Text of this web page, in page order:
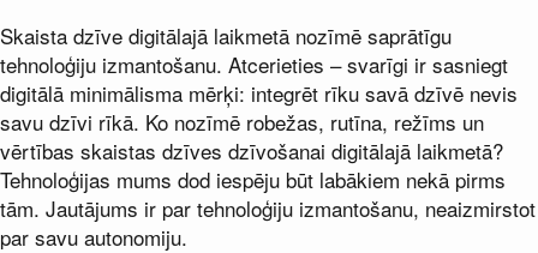
Skaista dzīve digitālajā laikmetā nozīmē saprātīgu
tehnoloģiju izmantošanu. Atcerieties – svarīgi ir sasniegt
digitālā minimālisma mērķi: integrēt rīku savā dzīvē nevis
savu dzīvi rīkā. Ko nozīmē robežas, rutīna, režīms un
vērtības skaistas dzīves dzīvošanai digitālajā laikmetā?
Tehnoloģijas mums dod iespēju būt labākiem nekā pirms
tām. Jautājums ir par tehnoloģiju izmantošanu, neaizmirstot
par savu autonomiju.